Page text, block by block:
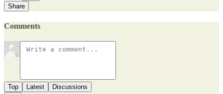
Share
Comments
Top Latest Discussions